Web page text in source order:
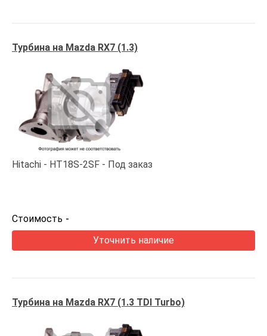
Турбина на Mazda RX7 (1.3)
Hitachi HT18S-2SF Под заказ
Стоимость -
Уточнить наличие
Турбина на Mazda RX7 (1.3 TDI Turbo)